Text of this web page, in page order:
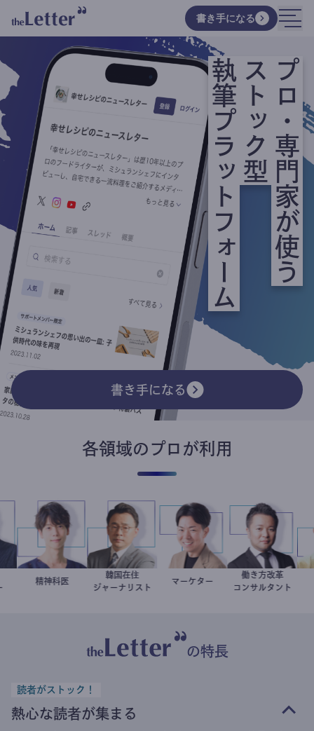
書き手になる
プロ・専門家が使う
ストック型
執筆プラットフォーム
書き手になる
各領域のプロが利用
ー
藤野智哉
精神科医 徐台教
韓国在住
ジャーナリスト
室谷良平
マーケター 新田龍
働き方改革
コンサルタント
の特長
読者がストック！
熱心な読者が集まる